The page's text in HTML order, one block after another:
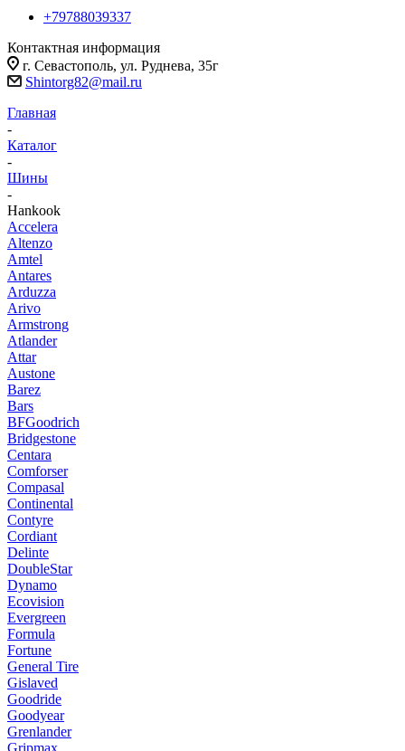
+79788039337
Контактная информация
г. Севастополь, ул. Руднева, 35г
Shintorg82@mail.ru
Главная
-
Каталог
-
Шины
-
Hankook
Accelera
Altenzo
Amtel
Antares
Arduzza
Arivo
Armstrong
Atlander
Attar
Austone
Barez
Bars
BFGoodrich
Bridgestone
Centara
Comforser
Compasal
Continental
Contyre
Cordiant
Delinte
DoubleStar
Dynamo
Ecovision
Evergreen
Formula
Fortune
General Tire
Gislaved
Goodride
Goodyear
Grenlander
Gripmax